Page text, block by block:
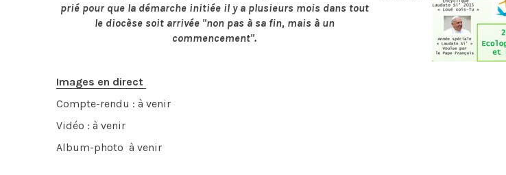
prié pour que la démarche initiée il y a plusieurs mois dans tout
le diocèse soit arrivée "non pas à sa fin, mais à un
commencement".
Images en direct
Compte-rendu : à venir
Vidéo : à venir
Album-photo à venir